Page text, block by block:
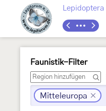
Lepidoptera
Faunistik-Filter
Mitteleuropa